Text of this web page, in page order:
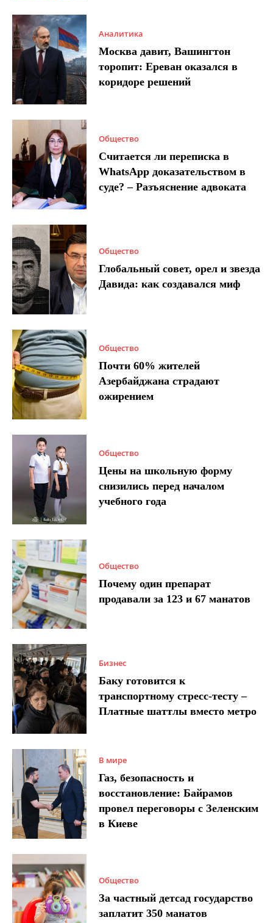
Аналитика
Москва давит, Вашингтон
торопит: Ереван оказался в
коридоре решений
Общество
Считается ли переписка в
WhatsApp доказательством в
суде? – Разъяснение адвоката
Общество
Глобальный совет, орел и звезда
Давида: как создавался миф
Общество
Почти 60% жителей
Азербайджана страдают
ожирением
Общество
Цены на школьную форму
снизились перед началом
учебного года
Общество
Почему один препарат
продавали за 123 и 67 манатов
Бизнес
Баку готовится к
транспортному стресс-тесту –
Платные шаттлы вместо метро
В мире
Газ, безопасность и
восстановление: Байрамов
провел переговоры с Зеленским
в Киеве
Общество
За частный детсад государство
заплатит 350 манатов